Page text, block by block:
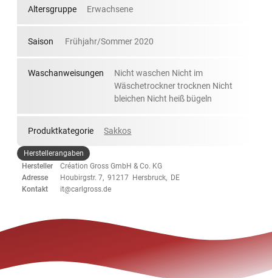
Altersgruppe Erwachsene
Saison Frühjahr/Sommer 2020
Waschanweisungen
Nicht waschen Nicht im
Wäschetrockner trocknen Nicht
bleichen Nicht heiß bügeln
Produktkategorie Sakkos
Herstellerangaben
Hersteller
Création Gross GmbH & Co. KG
Adresse
Houbirgstr. 7, 91217 Hersbruck, DE
Kontakt
it@carlgross.de